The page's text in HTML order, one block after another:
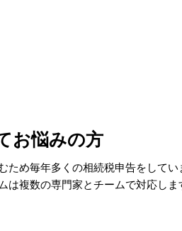
お悩みの方
ため毎年多くの相続税申告をしてい
は複数の専門家とチームで対応しま